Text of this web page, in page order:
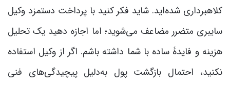
کلاهبرداری شده‌اید. شاید فکر کنید با پرداخت دستمزد وکیل
سایبری متضرر مضاعف می‌شوید؛ اما اجازه دهید یک تحلیل
هزینه و فایدۀ ساده با شما داشته باشم. اگر از وکیل استفاده
نکنید، احتمال بازگشت پول به‌دلیل پیچیدگی‌های فنی